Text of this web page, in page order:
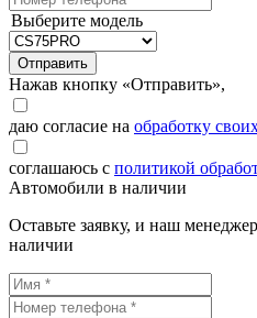
Выберите модель
Отправить
Нажав кнопку «Отправить»,
даю согласие на обработку
соглашаюсь с политикой
Автомобили в наличии
Оставьте заявку, и наш
наличии